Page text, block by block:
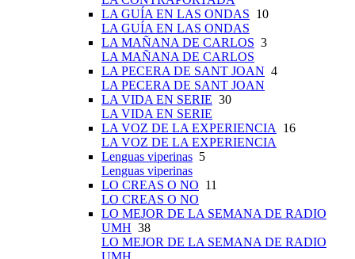
LA GUÍA EN LAS ONDAS 10
LA GUÍA EN LAS ONDAS
LA MAÑANA DE CARLOS 3
LA MAÑANA DE CARLOS
LA PECERA DE SANT JOAN 4
LA PECERA DE SANT JOAN
LA VIDA EN SERIE 30
LA VIDA EN SERIE
LA VOZ DE LA EXPERIENCIA
16
LA VOZ DE LA EXPERIENCIA
Lenguas viperinas 5
Lenguas viperinas
LO CREAS O NO 11
LO CREAS O NO
LO MEJOR DE LA SEMANA DE RADIO
UMH 38
LO MEJOR DE LA SEMANA DE RADIO